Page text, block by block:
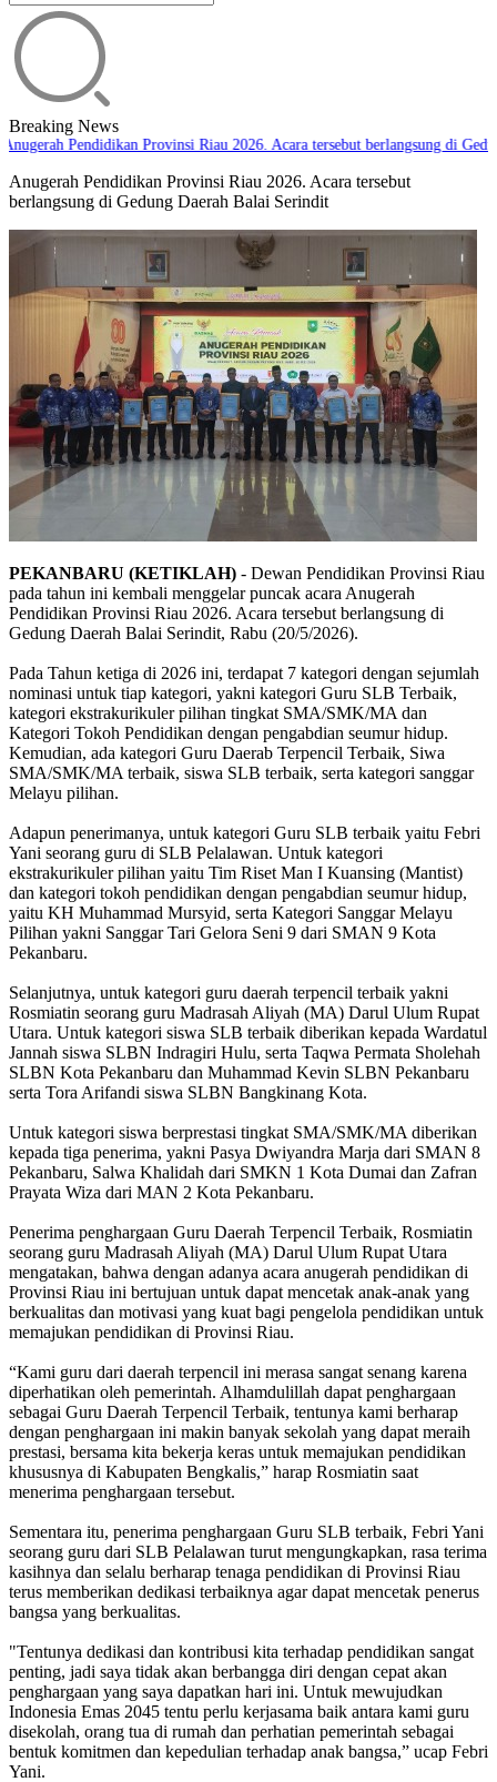
Breaking News
Pendidikan Provinsi Riau 2026. Acara tersebut berlangsung di
Anugerah Pendidikan Provinsi Riau 2026. Acara tersebut
berlangsung di Gedung Daerah Balai Serindit
PEKANBARU (KETIKLAH) - Dewan Pendidikan Provinsi Riau
pada tahun ini kembali menggelar puncak acara Anugerah
Pendidikan Provinsi Riau 2026. Acara tersebut berlangsung di
Gedung Daerah Balai Serindit, Rabu (20/5/2026).
Pada Tahun ketiga di 2026 ini, terdapat 7 kategori dengan sejumlah
nominasi untuk tiap kategori, yakni kategori Guru SLB Terbaik,
kategori ekstrakurikuler pilihan tingkat SMA/SMK/MA dan
Kategori Tokoh Pendidikan dengan pengabdian seumur hidup.
Kemudian, ada kategori Guru Daerab Terpencil Terbaik, Siwa
SMA/SMK/MA terbaik, siswa SLB terbaik, serta kategori sanggar
Melayu pilihan.
Adapun penerimanya, untuk kategori Guru SLB terbaik yaitu Febri
Yani seorang guru di SLB Pelalawan. Untuk kategori
ekstrakurikuler pilihan yaitu Tim Riset Man I Kuansing (Mantist)
dan kategori tokoh pendidikan dengan pengabdian seumur hidup,
yaitu KH Muhammad Mursyid, serta Kategori Sanggar Melayu
Pilihan yakni Sanggar Tari Gelora Seni 9 dari SMAN 9 Kota
Pekanbaru.
Selanjutnya, untuk kategori guru daerah terpencil terbaik yakni
Rosmiatin seorang guru Madrasah Aliyah (MA) Darul Ulum Rupat
Utara. Untuk kategori siswa SLB terbaik diberikan kepada Wardatul
Jannah siswa SLBN Indragiri Hulu, serta Taqwa Permata Sholehah
SLBN Kota Pekanbaru dan Muhammad Kevin SLBN Pekanbaru
serta Tora Arifandi siswa SLBN Bangkinang Kota.
Untuk kategori siswa berprestasi tingkat SMA/SMK/MA diberikan
kepada tiga penerima, yakni Pasya Dwiyandra Marja dari SMAN 8
Pekanbaru, Salwa Khalidah dari SMKN 1 Kota Dumai dan Zafran
Prayata Wiza dari MAN 2 Kota Pekanbaru.
Penerima penghargaan Guru Daerah Terpencil Terbaik, Rosmiatin
seorang guru Madrasah Aliyah (MA) Darul Ulum Rupat Utara
mengatakan, bahwa dengan adanya acara anugerah pendidikan di
Provinsi Riau ini bertujuan untuk dapat mencetak anak-anak yang
berkualitas dan motivasi yang kuat bagi pengelola pendidikan untuk
memajukan pendidikan di Provinsi Riau.
“Kami guru dari daerah terpencil ini merasa sangat senang karena
diperhatikan oleh pemerintah. Alhamdulillah dapat penghargaan
sebagai Guru Daerah Terpencil Terbaik, tentunya kami berharap
dengan penghargaan ini makin banyak sekolah yang dapat meraih
prestasi, bersama kita bekerja keras untuk memajukan pendidikan
khususnya di Kabupaten Bengkalis,” harap Rosmiatin saat
menerima penghargaan tersebut.
Sementara itu, penerima penghargaan Guru SLB terbaik, Febri Yani
seorang guru dari SLB Pelalawan turut mengungkapkan, rasa terima
kasihnya dan selalu berharap tenaga pendidikan di Provinsi Riau
terus memberikan dedikasi terbaiknya agar dapat mencetak penerus
bangsa yang berkualitas.
"Tentunya dedikasi dan kontribusi kita terhadap pendidikan sangat
penting, jadi saya tidak akan berbangga diri dengan cepat akan
penghargaan yang saya dapatkan hari ini. Untuk mewujudkan
Indonesia Emas 2045 tentu perlu kerjasama baik antara kami guru
disekolah, orang tua di rumah dan perhatian pemerintah sebagai
bentuk komitmen dan kepedulian terhadap anak bangsa,” ucap Febri
Yani.